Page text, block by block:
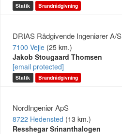
Statik Brandrådgivning
DRIAS Rådgivende Ingeniører A/S
7100 Vejle (25 km.)
Jakob Stougaard Thomsen
[email protected]
Statik Brandrådgivning
NordIngeniør ApS
8722 Hedensted (13 km.)
Resshegar Srinanthalogen